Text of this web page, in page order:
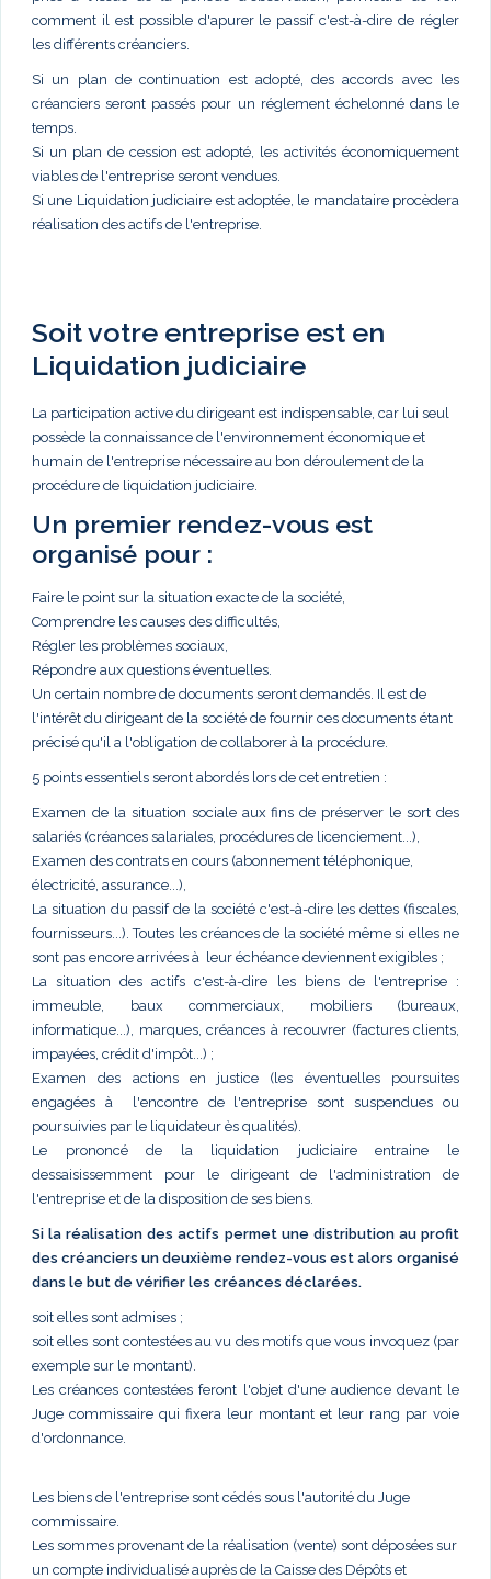
comment il est possible d'apurer le passif c'est-à-dire de régler
les différents créanciers.
Si un plan de continuation est adopté, des accords avec les
créanciers seront passés pour un réglement échelonné dans le
temps.
Si un plan de cession est adopté, les activités économiquement
viables de l'entreprise seront vendues.
Si une Liquidation judiciaire est adoptée, le mandataire procèdera
réalisation des actifs de l'entreprise.
Soit votre entreprise est en
Liquidation judiciaire
La participation active du dirigeant est indispensable, car lui seul
possède la connaissance de l'environnement économique et
humain de l'entreprise nécessaire au bon déroulement de la
procédure de liquidation judiciaire.
Un premier rendez-vous est
organisé pour :
Faire le point sur la situation exacte de la société,
Comprendre les causes des difficultés,
Régler les problèmes sociaux,
Répondre aux questions éventuelles.
Un certain nombre de documents seront demandés. Il est de
l'intérêt du dirigeant de la société de fournir ces documents étant
précisé qu'il a l'obligation de collaborer à la procédure.
5 points essentiels seront abordés lors de cet entretien :
Examen de la situation sociale aux fins de préserver le sort des
salariés (créances salariales, procédures de licenciement...),
Examen des contrats en cours (abonnement téléphonique,
électricité, assurance...),
La situation du passif de la société c'est-à-dire les dettes (fiscales,
fournisseurs...). Toutes les créances de la société même si elles ne
sont pas encore arrivées à leur échéance deviennent exigibles ;
La situation des actifs c'est-à-dire les biens de l'entreprise :
immeuble, baux commerciaux, mobiliers (bureaux,
informatique...), marques, créances à recouvrer (factures clients,
impayées, crédit d'impôt...) ;
Examen des actions en justice (les éventuelles poursuites
engagées à l'encontre de l'entreprise sont suspendues ou
poursuivies par le liquidateur ès qualités).
Le prononcé de la liquidation judiciaire entraine le
dessaisissemment pour le dirigeant de l'administration de
l'entreprise et de la disposition de ses biens.
Si la réalisation des actifs permet une distribution au profit
des créanciers un deuxième rendez-vous est alors organisé
dans le but de vérifier les créances déclarées.
soit elles sont admises ;
soit elles sont contestées au vu des motifs que vous invoquez (par
exemple sur le montant).
Les créances contestées feront l'objet d'une audience devant le
Juge commissaire qui fixera leur montant et leur rang par voie
d'ordonnance.
Les biens de l'entreprise sont cédés sous l'autorité du Juge
commissaire.
Les sommes provenant de la réalisation (vente) sont déposées sur
un compte individualisé auprès de la Caisse des Dépôts et